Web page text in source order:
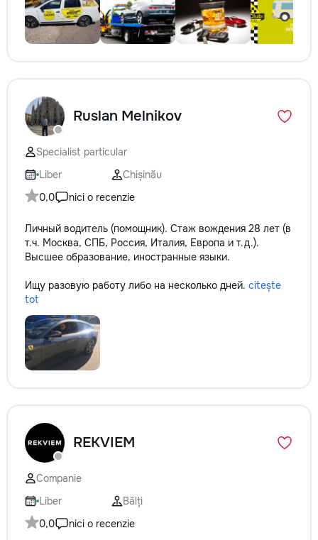
Ruslan Melnikov
Specialist particular
Liber
Chișinău
0,0
nici o recenzie
Личный водитель (помощник). Стаж вождения 28 лет (в
т.ч. Москва, СПБ, Россия, Италия, Европа и т.д.).
Высшее образование, иностранные языки.
Ищу разовую работу либо на несколько дней. citește
tot
REKVIEM
Companie
Liber
Bălți
0,0
nici o recenzie